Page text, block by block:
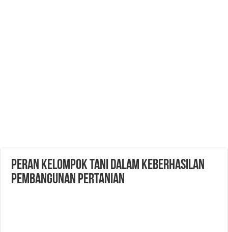
Peran Kelompok Tani Dalam Keberhasilan
Pembangunan Pertanian